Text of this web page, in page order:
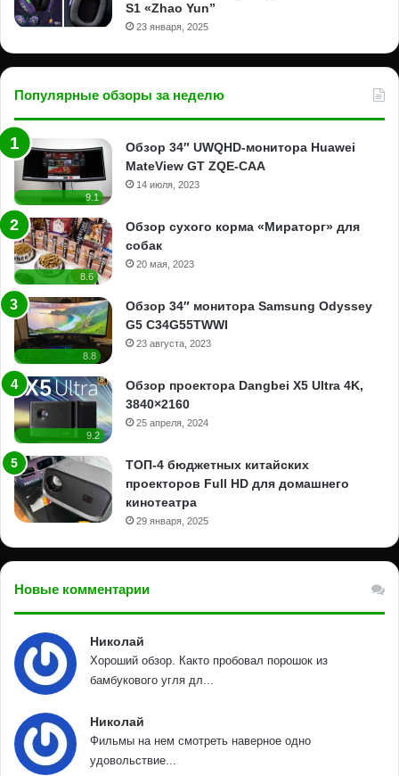
S1 «Zhao Yun”
23 января, 2025
Популярные обзоры за неделю
9.1
Обзор 34″ UWQHD-монитора Huawei
MateView GT ZQE-CAA
14 июля, 2023
8.6
Обзор сухого корма «Мираторг» для
собак
20 мая, 2023
8.8
Обзор 34″ монитора Samsung Odyssey
G5 C34G55TWWI
23 августа, 2023
9.2
Обзор проектора Dangbei X5 Ultra 4K,
3840×2160
25 апреля, 2024
ТОП-4 бюджетных китайских
проекторов Full HD для домашнего
кинотеатра
29 января, 2025
Новые комментарии
Николай
Хороший обзор. Както пробовал порошок из
бамбукового угля дл...
Николай
Фильмы на нем смотреть наверное одно
удовольствие...